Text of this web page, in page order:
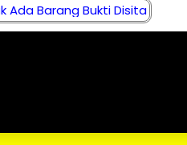
Ada Barang Bukti Disita